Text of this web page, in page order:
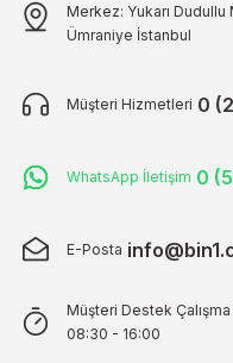
Merkez: Yukarı Dudullu
Ümraniye İstanbul
Müşteri Hizmetleri 0
WhatsApp İletişim 0
E-Posta
Müşteri Destek
08:30 - 16:00